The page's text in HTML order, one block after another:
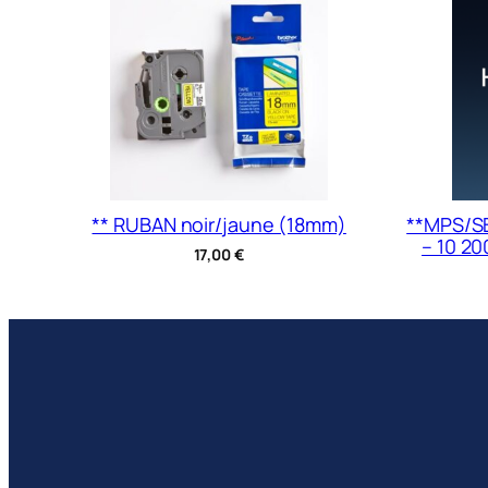
** RUBAN noir/jaune (18mm)
17,00€
**MPS/
– 10